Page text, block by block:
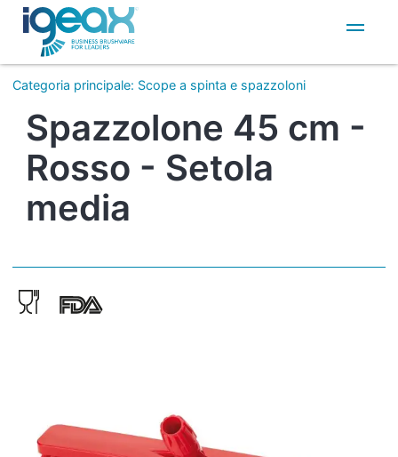
IT
EN
Categoria principale: Scope a spinta e spazzoloni
Spazzolone 45 cm -
Rosso - Setola
media